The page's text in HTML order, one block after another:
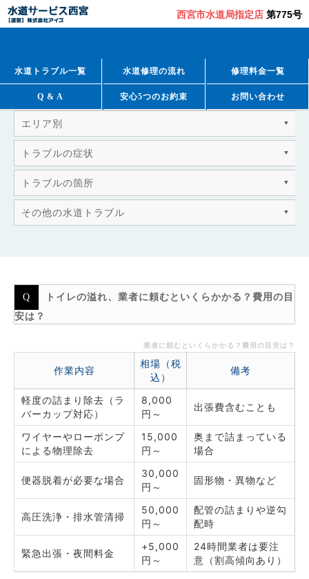
西宮市水道局指定店 第775号
水道トラブル一覧 水道修理の流れ 修理料金一覧
Q & A 安心5つのお約束 お問い合わせ
エリア別
トラブルの症状
トラブルの箇所
その他の水道トラブル
トイレの溢れ、業者に頼むといくらかかる？費用の目
安は？
業者に頼むといくらかかる？費用の目安は？
作業内容
相場（税
込）
備考
軽度の詰まり除去（ラ
バーカップ対応）
8,000
円～
出張費含むことも
ワイヤーやローポンプ
による物理除去
15,000
円～
奥まで詰まっている
場合
便器脱着が必要な場合
30,000
円～
固形物・異物など
高圧洗浄・排水管清掃
50,000
円～
配管の詰まりや逆勾
配時
緊急出張・夜間料金
+5,000
円～
24時間業者は要注
意（割高傾向あり）